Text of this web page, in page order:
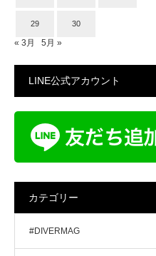
29 30
« 3月 5月 »
LINE公式アカウント
カテゴリー
#DIVERMAG